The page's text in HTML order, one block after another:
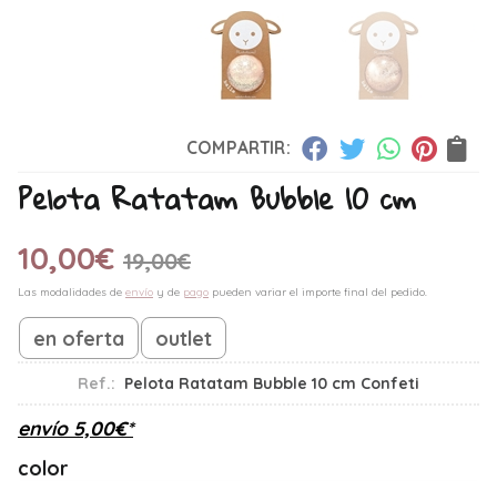
COMPARTIR:
Pelota Ratatam Bubble 10 cm
10,00€ 19,00€
Las modalidades de envío y de pago pueden variar el importe final del pedido.
en oferta outlet
Ref.: Pelota Ratatam Bubble 10 cm Confeti
envío 5,00€*
color